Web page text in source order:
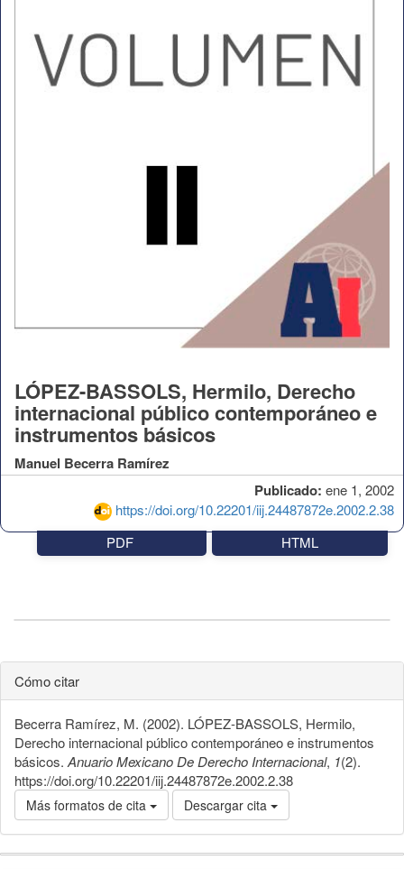
Publicado: ene 1, 2002
https://doi.org/10.22201/iij.24487872e.2002.2.38
LÓPEZ-BASSOLS, Hermilo, Derecho
internacional público contemporáneo e
instrumentos básicos
Manuel Becerra Ramírez
PDF HTML
Cómo citar
Becerra Ramírez, M. (2002). LÓPEZ-BASSOLS, Hermilo,
Derecho internacional público contemporáneo e instrumentos
básicos. Anuario Mexicano De Derecho Internacional, 1(2).
https://doi.org/10.22201/iij.24487872e.2002.2.38
Más formatos de cita Descargar cita